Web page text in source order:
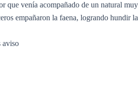
que venía acompañado de un natural muy
empañaron la faena, logrando hundir la
aviso